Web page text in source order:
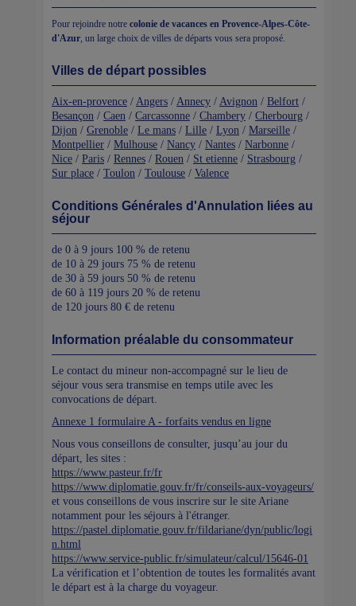
Pour rejoindre notre colonie de vacances en Provence-Alpes-Côte-
d'Azur , un large choix de villes de départs vous sera proposé.
Villes de départ possibles
Aix-en-provence / Angers / Annecy / Avignon / Belfort /
Besançon / Caen / Carcassonne / Chambery / Cherbourg /
Dijon / Grenoble / Le mans / Lille / Lyon / Marseille /
Montpellier / Mulhouse / Nancy / Nantes / Narbonne /
Nice / Paris / Rennes / Rouen / St etienne / Strasbourg /
Sur place / Toulon / Toulouse / Valence
Conditions Générales d'Annulation liées au
séjour
de 0 à 9 jours 100 % de retenu
de 10 à 29 jours 75 % de retenu
de 30 à 59 jours 50 % de retenu
de 60 à 119 jours 20 % de retenu
de 120 jours 80 € de retenu
Information préalable du consommateur
Le contact du mineur non-accompagné sur le lieu de
séjour vous sera transmise en temps utile avec les
convocations de départ.
Annexe 1 formulaire A - forfaits vendus en ligne
Nous vous conseillons de consulter, jusqu’au jour du
départ, les sites :
https://www.pasteur.fr/fr
https://www.diplomatie.gouv.fr/fr/conseils-aux-voyageurs/
et vous conseillons de vous inscrire sur le site Ariane
notamment pour les séjours à l'étranger.
https://pastel.diplomatie.gouv.fr/fildariane/dyn/public/logi
n.html
https://www.service-public.fr/simulateur/calcul/15646-01
La vérification et l’obtention de toutes les formalités avant
le départ est à la charge du voyageur.